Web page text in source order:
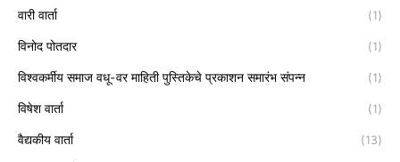
वारी वार्ता (1)
विनोद पोतदार (1)
विश्वकर्मीय समाज वधू-वर माहिती पुस्तिकेचे प्रकाशन समारंभ संपन्न (1)
विषेश वार्ता (1)
वैद्यकीय वार्ता (13)